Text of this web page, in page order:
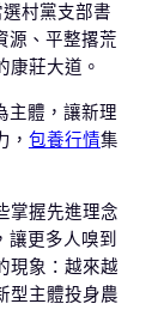
村黨支部書
源、平整撂荒
康莊大道。
體，讓新理
， 包養行情集
掌握先進理念
讓更多人嗅到
現象：越來越
型主體投身農